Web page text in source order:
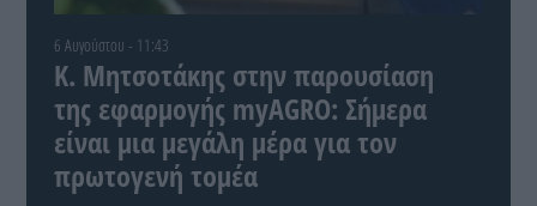
6 Αυγούστου - 11:43
Κ. Μητσοτάκης στην παρουσίαση
της εφαρμογής myAGRO: Σήμερα
είναι μια μεγάλη μέρα για τον
πρωτογενή τομέα